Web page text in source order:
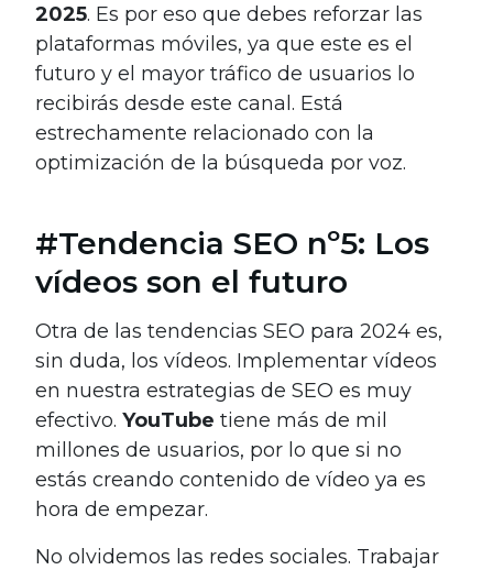
2025. Es por eso que debes reforzar las
plataformas móviles, ya que este es el
futuro y el mayor tráfico de usuarios lo
recibirás desde este canal. Está
estrechamente relacionado con la
optimización de la búsqueda por voz.
#Tendencia SEO nº5: Los
vídeos son el futuro
Otra de las tendencias SEO para 2024 es,
sin duda, los vídeos. Implementar vídeos
en nuestra estrategias de SEO es muy
efectivo. YouTube tiene más de mil
millones de usuarios, por lo que si no
estás creando contenido de vídeo ya es
hora de empezar.
No olvidemos las redes sociales. Trabajar